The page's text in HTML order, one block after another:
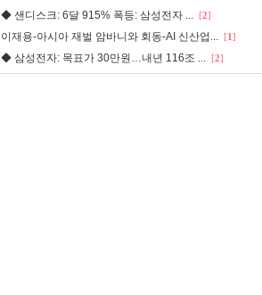
◆ 샌디스크: 6달 915% 폭등: 삼성전자 ... [2]
이재용-아시아 재벌 암바니와 회동-AI 신산업... [1]
◆ 삼성전자: 목표가 30만원…내년 116조 ... [2]